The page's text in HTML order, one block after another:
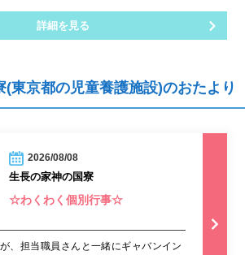
詳細を見る
(東京都の児童養護施設)のおたより
2026/08/08
生長の家神の国寮
☆わくわく個別行事☆
、担当職員さんと一緒にギャバンイン